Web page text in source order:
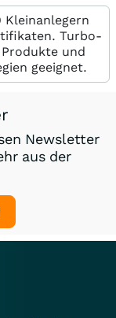
Turbo-
und
geeignet.
Newsletter
aus der